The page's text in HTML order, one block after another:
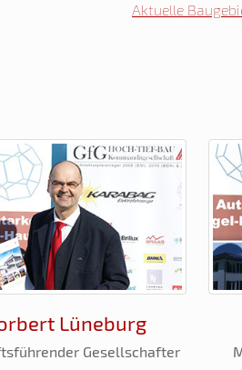
Aktuelle
Lüneburg
Gesellschafter